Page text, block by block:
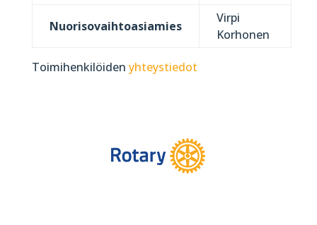
Nuorisovaihtoasiamies
Virpi
Korhonen
Toimihenkilöiden yhteystiedot